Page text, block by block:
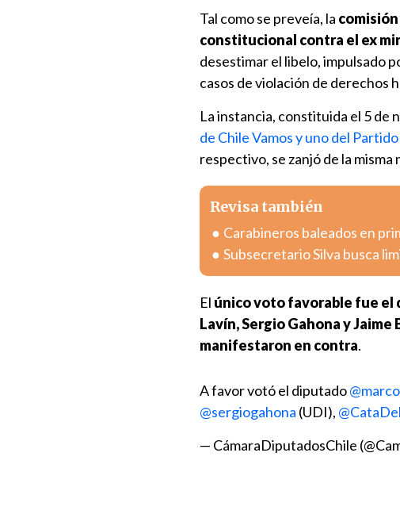
Tal como se preveía, la
constitucional contra el ex
desestimar el libelo, impulsado
casos de violación de derechos
La instancia, constituida el 5 de
de Chile Vamos y uno del
respectivo, se zanjó de la misma
Revisa también
Carabineros baleados en
Subsecretario Silva busca
El único voto favorable fue el
Lavín, Sergio Gahona y Jaime
manifestaron en contra.
A favor votó el diputado
@sergiogahona (UDI),
— CámaraDiputadosChile